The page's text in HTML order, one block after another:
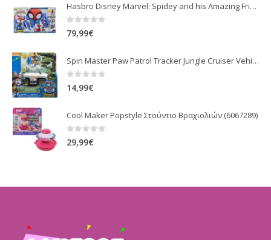
Hasbro Disney Marvel: Spidey and his Amazing Friends – Web-Quarters
0out of 5
79,99€
Spin Master Paw Patrol Tracker Jungle Cruiser Vehicle With Pup
0 out of 5
14,99€
Cool Maker Popstyle Στούντιο Βραχιολιών (6067289)
0 out of 5
29,99€